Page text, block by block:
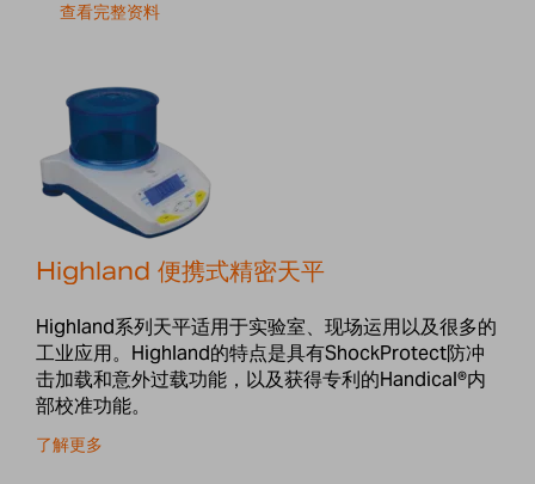
查看完整资料
Highland 便携式精密天平
Highland系列天平适用于实验室、现场运用以及很多的
工业应用。Highland的特点是具有ShockProtect防冲
击加载和意外过载功能，以及获得专利的Handical®内
部校准功能。
了解更多